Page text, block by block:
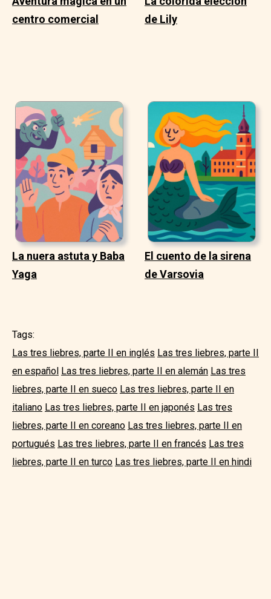
centro comercial
de Lily
La nuera astuta y Baba
Yaga
El cuento de la sirena
de Varsovia
Tags:
Las tres liebres, parte II en inglés Las tres liebres, parte II
en español Las tres liebres, parte II en alemán Las tres
liebres, parte II en sueco Las tres liebres, parte II en
italiano Las tres liebres, parte II en japonés Las tres
liebres, parte II en coreano Las tres liebres, parte II en
portugués Las tres liebres, parte II en francés Las tres
liebres, parte II en turco Las tres liebres, parte II en hindi